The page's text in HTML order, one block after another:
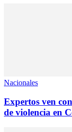
Nacionales
Expertos ven
de violencia en